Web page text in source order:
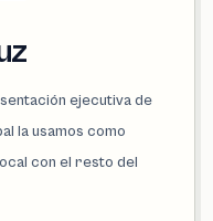
ejecutiva de
la usamos como
con el resto del